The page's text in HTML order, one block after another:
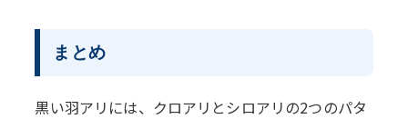
まとめ
黒い羽アリには、クロアリとシロアリの2つのパタ